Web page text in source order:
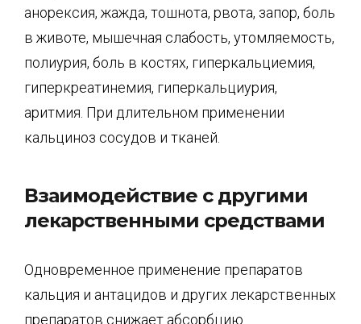
анорексия, жажда, тошнота, рвота, запор, боль
в животе, мышечная слабость, утомляемость,
полиурия, боль в костях, гиперкальциемия,
гиперкреатинемия, гиперкальциурия,
аритмия. При длительном применении
кальциноз сосудов и тканей.
Взаимодействие с другими
лекарственными средствами
Одновременное применение препаратов
кальция и антацидов и других лекарственных
препаратов снижает абсорбцию